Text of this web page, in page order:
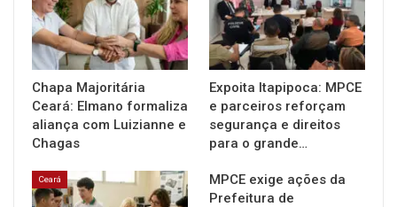
Chapa Majoritária
Ceará: Elmano formaliza
aliança com Luizianne e
Chagas
Expoita Itapipoca: MPCE
e parceiros reforçam
segurança e direitos
para o grande…
Ceará
MPCE exige ações da
Prefeitura de